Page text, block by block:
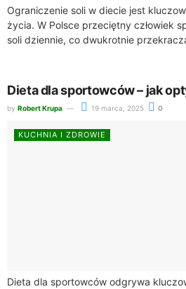
Ograniczenie soli w diecie jest
życia. W Polsce przeciętny człowiek
soli dziennie, co dwukrotnie
Dieta dla sportowców – jak
by Robert Krupa 19 marca, 2025 0
KUCHNIA I ZDROWIE
Dieta dla sportowców odgrywa